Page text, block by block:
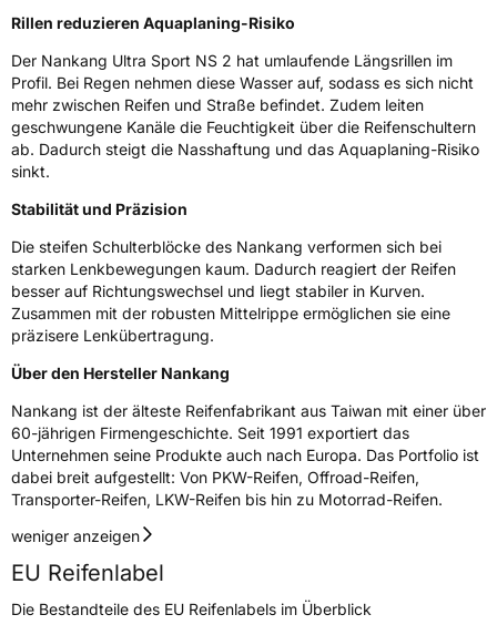
Weitere Eigenschaften
Schlauchtyp TL
Zustand Neureifen
Verstärkt
EU Label
Effizienz D
NasshaftungC
Rollgeräusch (dB)71
FahrzeugklasseC1
3PMSF / Schneeflockensymbol / Alpine-Symbol
EPREL ID467070
Rillen reduzieren Aquaplaning-Risiko
Der Nankang Ultra Sport NS 2 hat umlaufende Längsrillen im
Profil. Bei Regen nehmen diese Wasser auf, sodass es sich nicht
mehr zwischen Reifen und Straße befindet. Zudem leiten
geschwungene Kanäle die Feuchtigkeit über die Reifenschultern
ab. Dadurch steigt die Nasshaftung und das Aquaplaning-Risiko
sinkt.
Stabilität und Präzision
Die steifen Schulterblöcke des Nankang verformen sich bei
starken Lenkbewegungen kaum. Dadurch reagiert der Reifen
besser auf Richtungswechsel und liegt stabiler in Kurven.
Zusammen mit der robusten Mittelrippe ermöglichen sie eine
präzisere Lenkübertragung.
Über den Hersteller Nankang
Nankang ist der älteste Reifenfabrikant aus Taiwan mit einer über
60-jährigen Firmengeschichte. Seit 1991 exportiert das
Unternehmen seine Produkte auch nach Europa. Das Portfolio ist
dabei breit aufgestellt: Von PKW-Reifen, Offroad-Reifen,
Transporter-Reifen, LKW-Reifen bis hin zu Motorrad-Reifen.
weniger anzeigen
EU Reifenlabel
Die Bestandteile des EU Reifenlabels im Überblick